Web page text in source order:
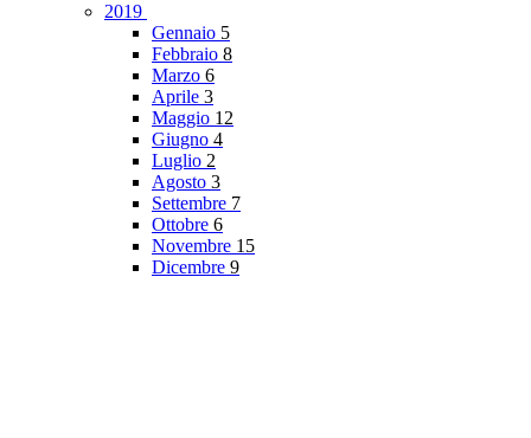
2019
Gennaio 5
Febbraio 8
Marzo 6
Aprile 3
Maggio 12
Giugno 4
Luglio 2
Agosto 3
Settembre 7
Ottobre 6
Novembre 15
Dicembre 9